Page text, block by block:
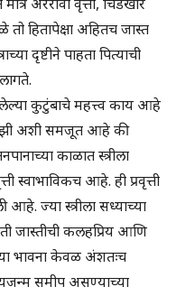
तो हितापेक्षा अहितच जास्त
दृष्टीने पाहता पित्याची
कुटुंबाचे महत्त्व काय आहे
अशी समजूत आहे की
काळात स्त्रीला
स्वाभाविकच आहे. ही प्रवृत्ती
ज्या स्त्रीला सध्याच्या
जास्तीची कलहप्रिय आणि
भावना केवळ अंशतःच
समीप असण्याच्या